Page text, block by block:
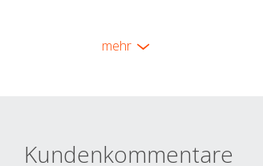
mehr
Kundenkommentare